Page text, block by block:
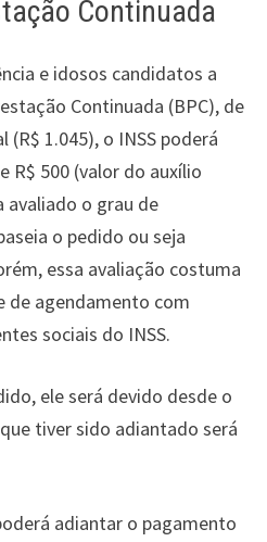
Continuada
e idosos candidatos a
Continuada (BPC), de
1.045), o INSS poderá
R$ 500 (valor do auxílio
avaliado o grau de
o pedido ou seja
essa avaliação costuma
de agendamento com
sociais do INSS.
ele será devido desde o
tiver sido adiantado será
adiantar o pagamento